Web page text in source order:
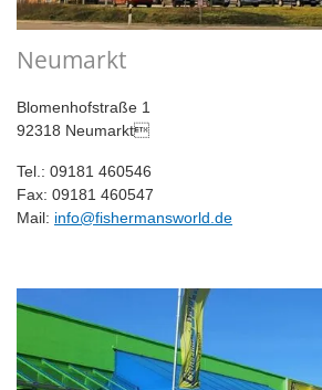
Neumarkt
Blomenhofstraße 1
92318 Neumarkt
Tel.: 09181 460546
Fax: 09181 460547
Mail: info@fishermansworld.de